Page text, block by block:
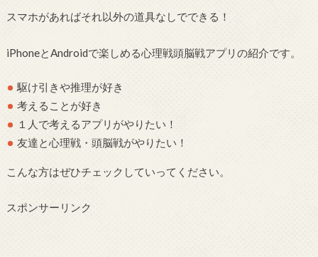
スマホがあればそれ以外の道具なしでできる！
iPhoneとAndroidで楽しめる心理戦頭脳戦アプリの紹介です。
駆け引きや推理が好き
考えることが好き
１人で考えるアプリがやりたい！
友達と心理戦・頭脳戦がやりたい！
こんな方はぜひチェックしていってください。
スポンサーリンク